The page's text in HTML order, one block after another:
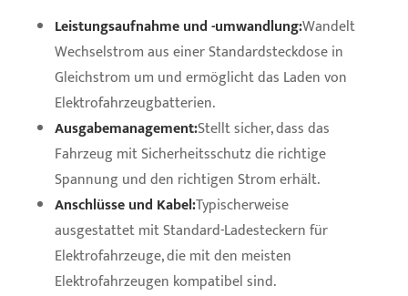
Leistungsaufnahme und -umwandlung:Wandelt
Wechselstrom aus einer Standardsteckdose in
Gleichstrom um und ermöglicht das Laden von
Elektrofahrzeugbatterien.
Ausgabemanagement:Stellt sicher, dass das
Fahrzeug mit Sicherheitsschutz die richtige
Spannung und den richtigen Strom erhält.
Anschlüsse und Kabel:Typischerweise
ausgestattet mit Standard-Ladesteckern für
Elektrofahrzeuge, die mit den meisten
Elektrofahrzeugen kompatibel sind.